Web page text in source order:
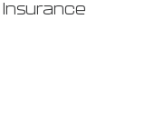
Insurance